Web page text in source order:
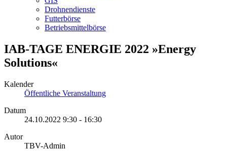
Drohnendienste
Futterbörse
Betriebsmittelbörse
IAB-TAGE ENERGIE 2022 »Energy
Solutions«
Kalender
Öffentliche Veranstaltung
Datum
24.10.2022 9:30 - 16:30
Autor
TBV-Admin